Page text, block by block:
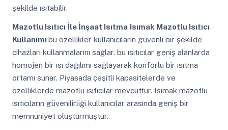
şekilde ısıtabilir.
Mazotlu Isıtıcı İle İnşaat Isıtma Isımak Mazotlu Isıtıcı
Kullanımıbu özellikler kullanıcıların güvenli bir şekilde
cihazları kullanmalarını sağlar. bu ısıtıcılar geniş alanlarda
homojen bir ısı dağılımı sağlayarak konforlu bir ısıtma
ortamı sunar. Piyasada çeşitli kapasitelerde ve
özelliklerde mazotlu ısıtıcılar mevcuttur. Isımak mazotlu
ısıtıcıların güvenilirliği kullanıcılar arasında geniş bir
memnuniyet oluşturmuştur.